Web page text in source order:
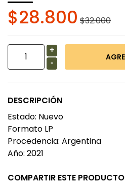
$28.800 $32.000
+
-
DESCRIPCIÓN
Estado: Nuevo
Formato LP
Procedencia: Argentina
Año: 2021
COMPARTIR ESTE PRODUCTO